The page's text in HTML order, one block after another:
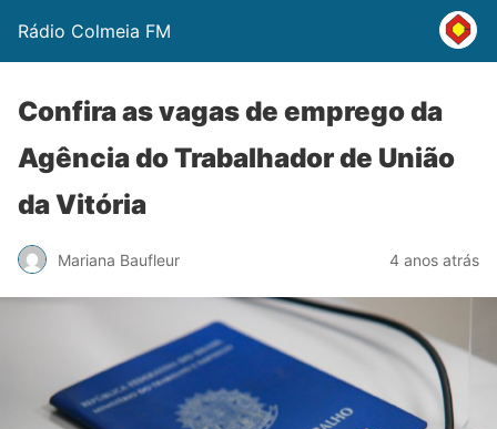
Rádio Colmeia FM
Confira as vagas de emprego da
Agência do Trabalhador de União
da Vitória
Mariana Baufleur 4 anos atrás